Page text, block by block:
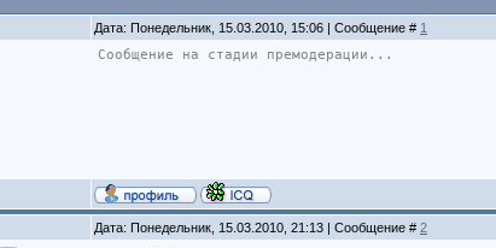
Дата: Понедельник, 15.03.2010, 15:06 | Сообщение # 1
Сообщение на стадии премодерации...
Дата: Понедельник, 15.03.2010, 21:13 | Сообщение # 2